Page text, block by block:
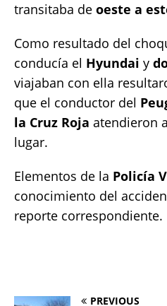
transitaba de oeste a
Como resultado del
conducía el Hyundai y
viajaban con ella
que el conductor del
la Cruz Roja atendieron
lugar.
Elementos de la Policía
conocimiento del
reporte correspondiente.
PREVIOUS